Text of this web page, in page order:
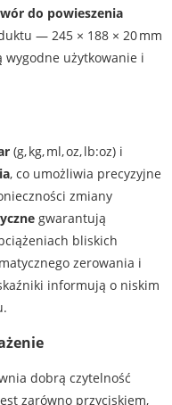
do powieszenia
— 245 × 188 × 20 mm
wygodne użytkowanie i
(g, kg, ml, oz, lb:oz) i
, co umożliwia precyzyjne
zmiany
gwarantują
bliskich
zerowania i
informują o niskim
dobrą czytelność
zarówno przyciskiem,